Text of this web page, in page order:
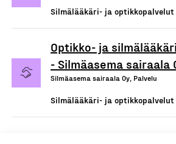
Silmälääkäri- ja optikkopalvelut
Optikko- ja
- Silmäasema sairaala
Silmäasema sairaala Oy, Palvelu
Silmälääkäri- ja optikkopalvelut